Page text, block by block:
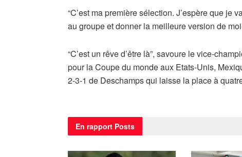
“C’est ma première sélection. J’espère que je
au groupe et donner la meilleure version de
“C’est un rêve d’être là”, savoure le vice-
pour la Coupe du monde aux Etats-Unis,
2-3-1 de Deschamps qui laisse la place à
En rapport Posts